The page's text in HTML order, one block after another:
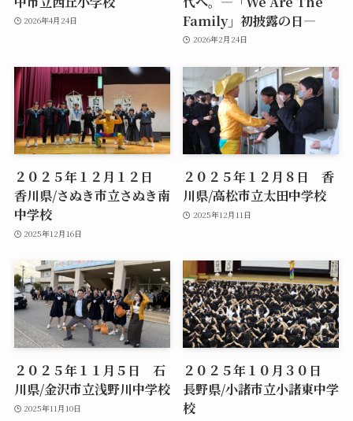
2026年4月24日
Family」初披露の日―
2026年2月24日
２０２５年１２月１２日
香川県/さぬき市立さぬき南
中学校
2025年12月16日
２０２５年１２月８日 香
川県/高松市立太田中学校
2025年12月11日
２０２５年１１月５日 石
川県/金沢市立浅野川中学校
2025年11月10日
２０２５年１０月３０日
長野県/小諸市立小諸東中学
校